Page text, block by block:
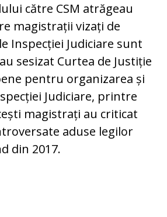
către CSM atrăgeau
magistrații vizați de
Inspecției Judiciare sunt
sesizat Curtea de Justiție
pentru organizarea și
Judiciare, printre
magistrați au criticat
aduse legilor
din 2017.